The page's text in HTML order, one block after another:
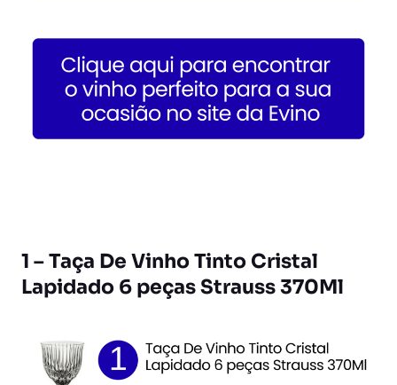
1 – Taça De Vinho Tinto Cristal
Lapidado 6 peças Strauss 370Ml